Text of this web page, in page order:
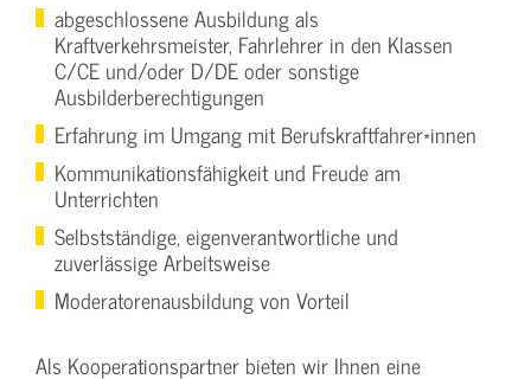
abgeschlossene Ausbildung als
Kraftverkehrsmeister, Fahrlehrer in den Klassen
C/CE und/oder D/DE oder sonstige
Ausbilderberechtigungen
Erfahrung im Umgang mit Berufskraftfahrer*innen
Kommunikationsfähigkeit und Freude am
Unterrichten
Selbstständige, eigenverantwortliche und
zuverlässige Arbeitsweise
Moderatorenausbildung von Vorteil
Als Kooperationspartner bieten wir Ihnen eine